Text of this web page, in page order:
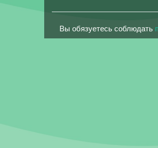
Вы обязуетесь соблюдать